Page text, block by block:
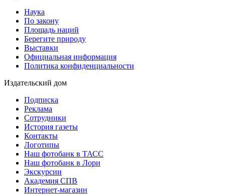
Наука
По закону
Площадь наций
Берегите природу
Выставки
Официальная информация
Политика конфиденциальности
Издательский дом
Подписка
Реклама
Сотрудники
История газеты
Контакты
Логотипы
Наш фотобанк в ТАСС
Наш фотобанк в Лори
Экскурсии
Академия СПВ
Интернет-магазин